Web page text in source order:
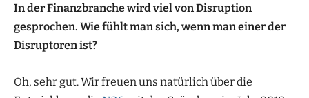
In der Finanzbranche wird viel von Disruption
gesprochen. Wie fühlt man sich, wenn man einer der
Disruptoren ist?
Oh, sehr gut. Wir freuen uns natürlich über die